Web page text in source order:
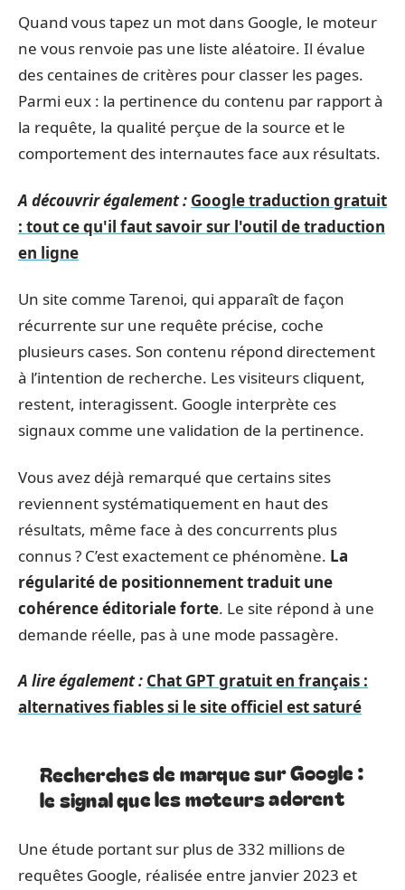
Quand vous tapez un mot dans Google, le moteur
ne vous renvoie pas une liste aléatoire. Il évalue
des centaines de critères pour classer les pages.
Parmi eux : la pertinence du contenu par rapport à
la requête, la qualité perçue de la source et le
comportement des internautes face aux résultats.
A découvrir également : Google traduction gratuit
: tout ce qu'il faut savoir sur l'outil de traduction
en ligne
Un site comme Tarenoi, qui apparaît de façon
récurrente sur une requête précise, coche
plusieurs cases. Son contenu répond directement
à l’intention de recherche. Les visiteurs cliquent,
restent, interagissent. Google interprète ces
signaux comme une validation de la pertinence.
Vous avez déjà remarqué que certains sites
reviennent systématiquement en haut des
résultats, même face à des concurrents plus
connus ? C’est exactement ce phénomène. La
régularité de positionnement traduit une
cohérence éditoriale forte. Le site répond à une
demande réelle, pas à une mode passagère.
A lire également : Chat GPT gratuit en français :
alternatives fiables si le site officiel est saturé
Recherches de marque sur Google :
le signal que les moteurs adorent
Une étude portant sur plus de 332 millions de
requêtes Google, réalisée entre janvier 2023 et